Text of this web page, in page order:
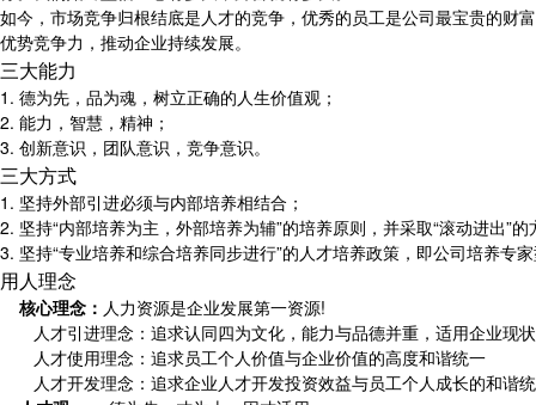
如今，市场竞争归根结底是人才的竞争，优秀的员工是公司最宝贵的财
优势竞争力，推动企业持续发展。
三大能力
1. 德为先，品为魂，树立正确的人生价值观；
2. 能力，智慧，精神；
3. 创新意识，团队意识，竞争意识。
三大方式
1. 坚持外部引进必须与内部培养相结合；
2. 坚持“内部培养为主，外部培养为辅”的培养原则，并采取“滚动进出”
3. 坚持“专业培养和综合培养同步进行”的人才培养政策，即公司培养专
用人理念
核心理念： 人力资源是企业发展第一资源!
人才引进理念：追求认同四为文化，能力与品德并重，适用企业现
人才使用理念：追求员工个人价值与企业价值的高度和谐统一
人才开发理念：追求企业人才开发投资效益与员工个人成长的和谐